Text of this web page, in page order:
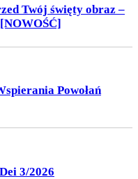
Twój święty obraz –
Powołań
3/2026